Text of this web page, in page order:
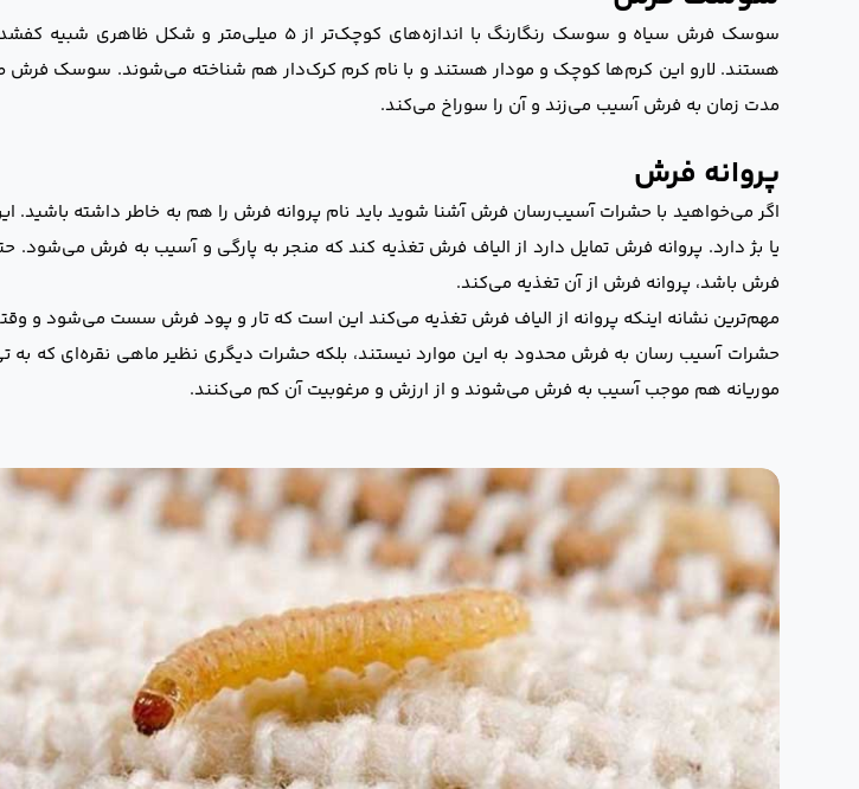
سوسک فرش سیاه و سوسک رنگارنگ با اندازه‌های کوچک‌تر از ۵
هستند. لارو این کرم‌ها کوچک و مودار هستند و با نام کرم کرک‌دار هم شناخته می‌شوند. سوسک فرش
مدت زمان به فرش آسیب می‌زند و آن را سوراخ می‌کند.
پروانه فرش
اگر می‌خواهید با حشرات آسیب‌رسان فرش آشنا شوید باید نام پروانه فرش را هم به خاطر داشته باشید.
یا بژ دارد. پروانه فرش تمایل دارد از الیاف فرش تغذیه کند که منجر به پارگی و آسیب به فرش می‌شود.
فرش باشد، پروانه فرش از آن تغذیه می‌کند.
مهم‌ترین نشانه اینکه پروانه از الیاف فرش تغذیه می‌کند این است که تار و پود فرش سست می‌شود و
حشرات آسیب رسان به فرش محدود به این موارد نیستند، بلکه حشرات دیگری نظیر ماهی نقره‌ای که به
موریانه هم موجب آسیب به فرش می‌شوند و از ارزش و مرغوبیت آن کم می‌کنند.